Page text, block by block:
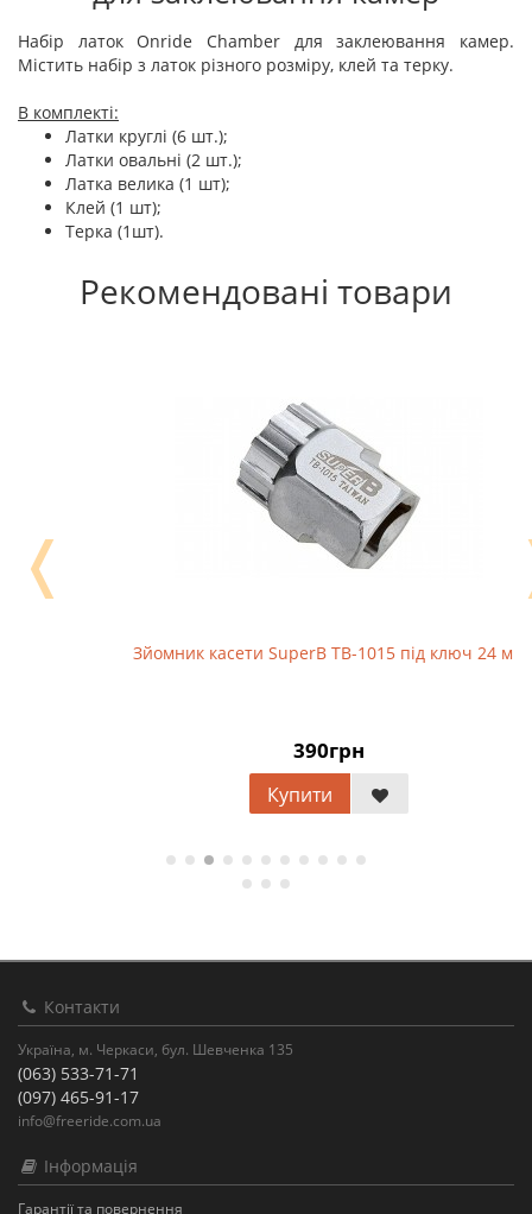
Набір латок Onride Сhamber для заклеювання камер.
Містить набір з латок різного розміру, клей та терку.
В комплекті:
Латки круглі (6 шт.);
Латки овальні (2 шт.);
Латка велика (1 шт);
Клей (1 шт);
Терка (1шт).
Рекомендовані товари
Зйомник касети SuperB TB-1015 під ключ 24 мм
❬
Контакти
Україна, м. Черкаси, бул. Шевченка 135
(063) 533-71-71
(097) 465-91-17
info@freeride.com.ua
Інформація
Гарантії та повернення